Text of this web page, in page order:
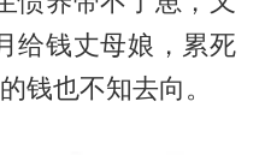
给钱丈母娘，累死
钱也不知去向。